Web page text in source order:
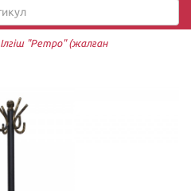
Ілгіш "Ретро" (жалған